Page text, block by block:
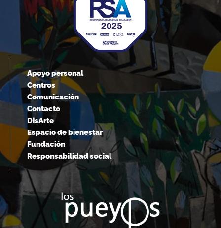
Apoyo personal
Centros
Comunicación
Contacto
DisArte
Espacio de bienestar
Fundación
Responsabilidad social